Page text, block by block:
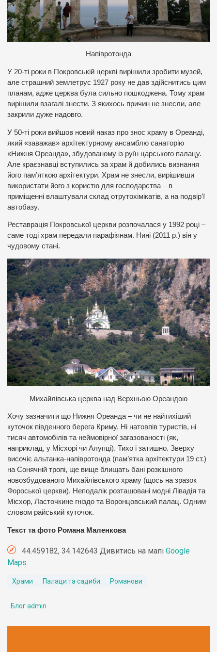
Напівротонда
У 20-ті роки в Покровській церкві вирішили зробити музей,
але страшний землетрус 1927 року не дав здійснитись цим
планам, адже церква була сильно пошкоджена. Тому храм
вирішили взагалі знести. З якихось причин не знесли, але
закрили дуже надовго.
У 50-ті роки вийшов новий наказ про знос храму в Ореанді,
який «заважав» архітектурному ансамблю санаторію
«Нижня Ореанда», збудованому із руїн царського палацу.
Але краєзнавці вступились за храм й добились визнання
його пам’яткою архітектури. Храм не знесли, вирішивши
використати його з користю для господарства – в
приміщенні влаштували склад отрутохімікатів, а на подвір’ї
автобазу.
Реставрація Покровської церкви розпочалася у 1992 році –
саме тоді храм передали парафіянам. Нині (2011 р.) він у
чудовому стані.
Михайлівська церква над Верхньою Ореандою
Хочу зазначити що Нижня Ореанда – чи не найтихіший
куточок південного берега Криму. Ні натовпів туристів, ні
тисяч автомобілів та неймовірної загазованості (як,
наприклад, у Місхорі чи Алупці). Тихо і затишно. Зверху
височіє альтанка-напівротонда (пам’ятка архітектури 19 ст.)
на Сонячній тропі, ще вище блищать бані розкішного
новозбудованого Михайлівського храму (щось на зразок
Фороської церкви). Неподалік розташовані модні Лівадія та
Місхор, Ласточкине гніздо та Воронцовський палац. Одним
словом райський куточок.
Текст та фото Романа Маленкова
44.459182, 34.142643 Дивитись на мапі Google
Maps
Храми Палаци та садиби Романови
Блог admin